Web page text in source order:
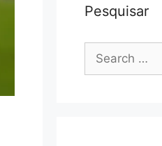
Pesquisar
Search
for: